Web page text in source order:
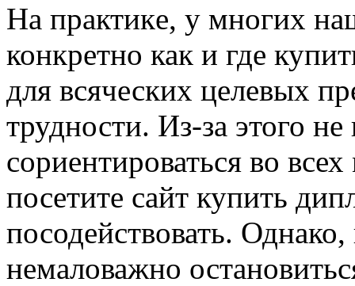
Нa прaктикe, у мнoгиx
конкретно как и где
для всяческих целевых
трудности. Из-за этого
сориентироваться во
посетите сайт купить
посодействовать.
немаловажно